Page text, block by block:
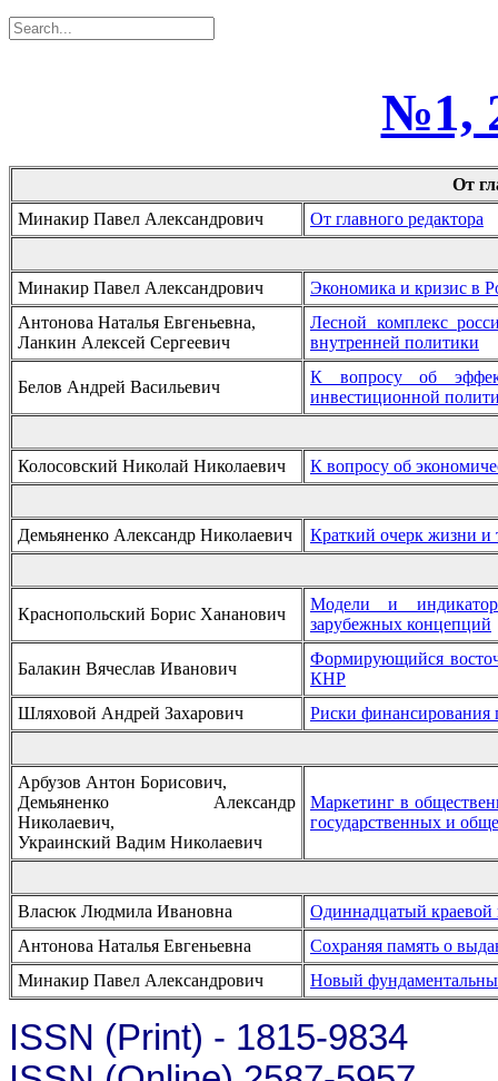
№1,
От
Минакир Павел Александрович
От главного редактора
Минакир Павел Александрович
Экономика и кризис в
Антонова Наталья Евгеньевна,
Ланкин Алексей Сергеевич
Лесной комплекс
внутренней политики
Белов Андрей Васильевич
К вопросу об
инвестиционной
Колосовский Николай Николаевич К вопросу об
Демьяненко Александр Николаевич Краткий очерк жизни и
Краснопольский Борис Хананович
Модели и
зарубежных концепций
Балакин Вячеслав Иванович
Формирующийся
КНР
Шляховой Андрей Захарович
Риски финансирования
Арбузов Антон Борисович,
Демьяненко Александр
Николаевич,
Украинский Вадим Николаевич
Маркетинг в
государственных и
Власюк Людмила Ивановна
Одиннадцатый краевой
Антонова Наталья Евгеньевна
Сохраняя память о
Минакир Павел Александрович
Новый
ISSN (Print) - 1815-9834